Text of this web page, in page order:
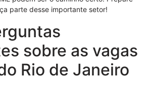
parte desse importante setor!
sobre as vagas
Rio de Janeiro